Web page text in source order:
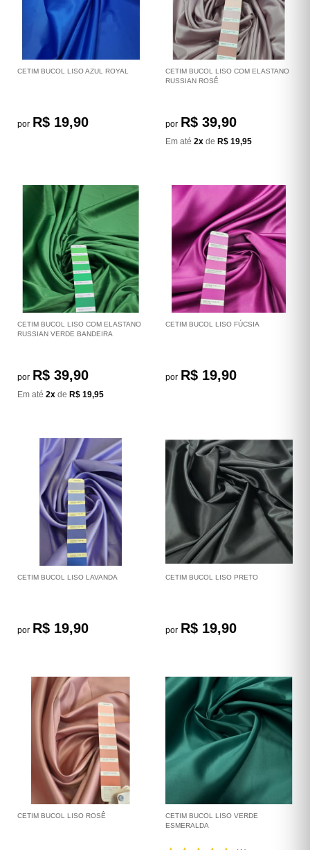
CETIM BUCOL LISO AZUL ROYAL
por R$ 19,90
CETIM BUCOL LISO COM ELASTANO
RUSSIAN ROSÊ
por R$ 39,90
Em até 2x de R$ 19,95
CETIM BUCOL LISO COM ELASTANO
RUSSIAN VERDE BANDEIRA
por R$ 39,90
Em até 2x de R$ 19,95
CETIM BUCOL LISO FÚCSIA
por R$ 19,90
CETIM BUCOL LISO LAVANDA
por R$ 19,90
CETIM BUCOL LISO PRETO
por R$ 19,90
CETIM BUCOL LISO ROSÊ
CETIM BUCOL LISO VERDE
ESMERALDA